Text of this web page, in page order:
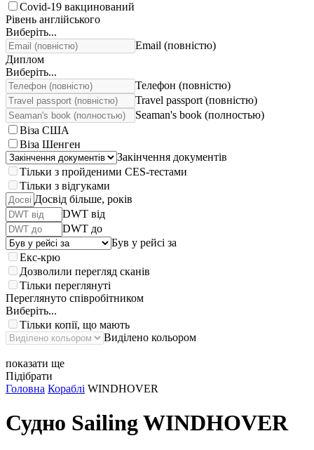
Covid-19 вакцинований
Рівень англійського
Виберіть...
Email (повністю)
Диплом
Виберіть...
Телефон (повністю)
Travel passport (повністю)
Seaman's book (полностью)
Віза США
Віза Шенген
Закінчення документів
Тільки з пройденими CES-тестами
Тільки з відгуками
Досвід більше, років
DWT від
DWT до
Був у рейсі за
Екс-крю
Дозволили перегляд сканів
Тільки переглянуті
Переглянуто співробітником
Виберіть...
Тільки копії, що мають
Виділено кольором
показати ще
Підібрати
Головна Кораблі WINDHOVER
Судно SailingWINDHOVER